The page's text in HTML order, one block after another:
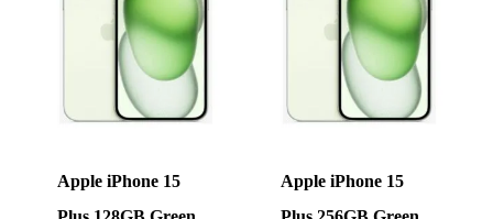
Apple iPhone 15
Apple iPhone 15